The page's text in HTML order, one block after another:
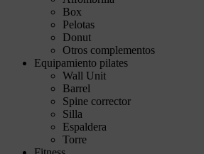
Box
Pelotas
Donut
Otros complementos
Equipamiento pilates
Wall Unit
Barrel
Spine corrector
Silla
Espaldera
Torre